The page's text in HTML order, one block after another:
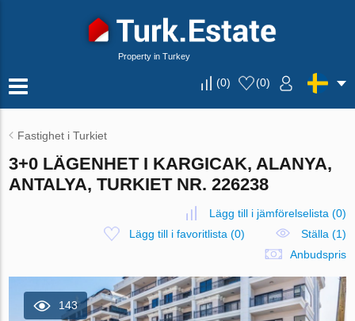
Property in Turkey
(0) (0)
Fastighet i Turkiet
3+0 LÄGENHET I KARGICAK, ALANYA,
ANTALYA, TURKIET NR. 226238
Lägg till i jämförelselista (0)
Lägg till i favoritlista (0)
Ställa (1)
Anbudspris
143